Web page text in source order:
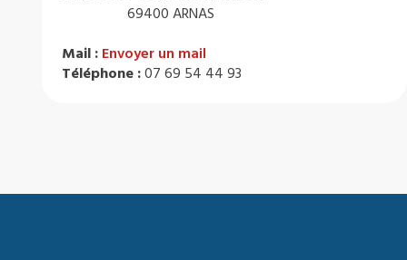
69400 ARNAS
Mail : Envoyer un mail
Téléphone :07 69 54 44 93